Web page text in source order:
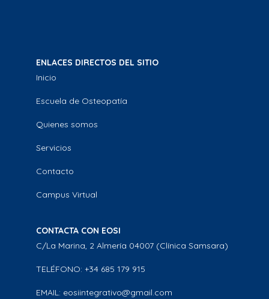
ENLACES DIRECTOS DEL SITIO
Inicio
Escuela de Osteopatía
Quienes somos
Servicios
Contacto
Campus Virtual
CONTACTA CON EOSI
C/La Marina, 2 Almería 04007 (Clínica Samsara)
TELÉFONO: +34 685 179 915
EMAIL: eosiintegrativo@gmail.com